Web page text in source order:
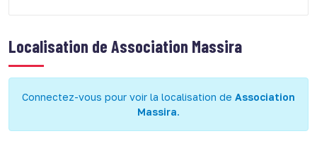
Localisation de Association Massira
Connectez-vous pour voir la localisation de Association
Massira.